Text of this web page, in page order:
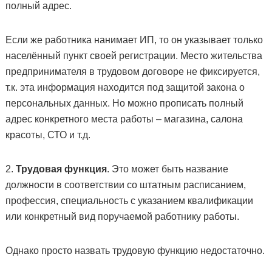
полный адрес.
Если же работника нанимает ИП, то он указывает только
населённый пункт своей регистрации. Место жительства
предпринимателя в трудовом договоре не фиксируется,
т.к. эта информация находится под защитой закона о
персональных данных. Но можно прописать полный
адрес конкретного места работы – магазина, салона
красоты, СТО и т.д.
2. Трудовая функция. Это может быть название
должности в соответствии со штатным расписанием,
профессия, специальность с указанием квалификации
или конкретный вид поручаемой работнику работы.
Однако просто назвать трудовую функцию недостаточно.